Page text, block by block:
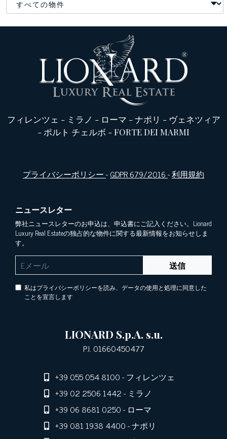
フィレンツェ - ミラノ - ローマ -ナポリ - ヴェネツィア
- ポルト チェルボ -FORTE DEI MARMI
プライバシーポリシー-GDPR 679/2016-利用規約
ニュースレター
弊社ニュースレターのお申込は、申込書にご記入ください。Lionard
Luxury Real Estateの独占的な物件に関する最新情報をお知らせしま
す。
送信
私はプライバシーポリシーを読み、データの使用と処理に同意した
ことを宣言します
LIONARD S.p.A. s.u.
P.I. 01660450477
+39 055 054 8100- フィレンツェ
+39 02 2506 1442- ミラノ
+39 06 8681 0250- ローマ
+39 081 1938 4400- ナポリ